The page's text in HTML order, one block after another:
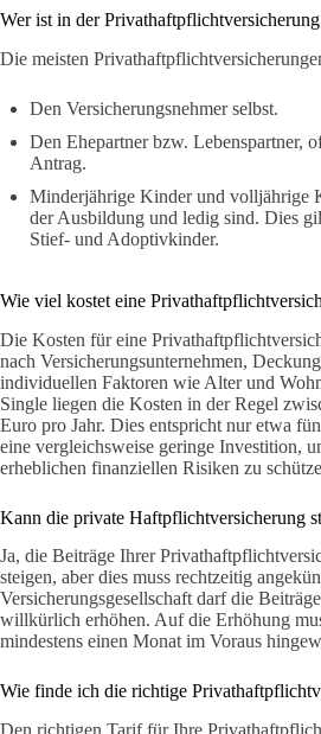
Wer ist in der
Die meisten
Den Versicherungsnehmer selbst.
Den Ehepartner bzw. Lebenspartner,
Antrag.
Minderjährige Kinder und volljährige
der Ausbildung und ledig sind. Dies
Stief- und Adoptivkinder.
Wie viel kostet eine
Die Kosten für eine
nach Versicherungsunternehmen,
individuellen Faktoren wie Alter und
Single liegen die Kosten in der Regel
Euro pro Jahr. Dies entspricht nur etwa
eine vergleichsweise geringe Investition,
erheblichen finanziellen Risiken zu
Kann die private Haftpflichtversicherung
Ja, die Beiträge Ihrer
steigen, aber dies muss rechtzeitig
Versicherungsgesellschaft darf die
willkürlich erhöhen. Auf die Erhöhung
mindestens einen Monat im Voraus
Wie finde ich die richtige